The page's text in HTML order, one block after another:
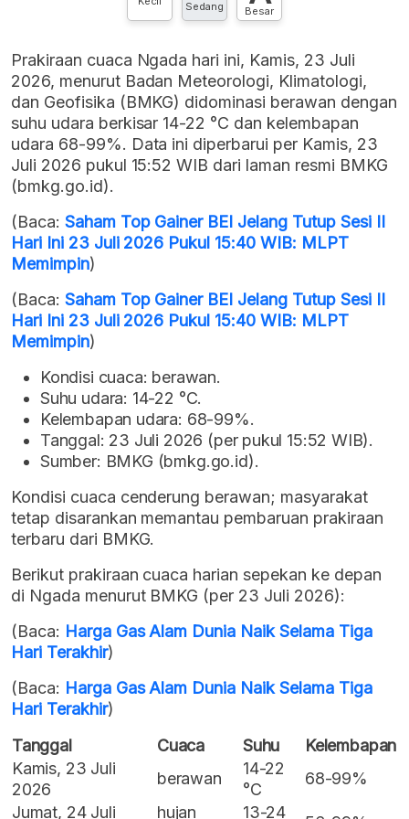
Sedang Besar
Prakiraan cuaca Ngada hari ini, Kamis, 23 Juli
2026, menurut Badan Meteorologi, Klimatologi,
dan Geofisika (BMKG) didominasi berawan dengan
suhu udara berkisar 14-22 °C dan kelembapan
udara 68-99%. Data ini diperbarui per Kamis, 23
Juli 2026 pukul 15:52 WIB dari laman resmi BMKG
(bmkg.go.id).
(Baca: Saham Top Gainer BEI Jelang Tutup Sesi II
Hari Ini 23 Juli 2026 Pukul 15:40 WIB: MLPT
Memimpin)
(Baca: Saham Top Gainer BEI Jelang Tutup Sesi II
Hari Ini 23 Juli 2026 Pukul 15:40 WIB: MLPT
Memimpin)
Kondisi cuaca: berawan.
Suhu udara: 14-22 °C.
Kelembapan udara: 68-99%.
Tanggal: 23 Juli 2026 (per pukul 15:52 WIB).
Sumber: BMKG (bmkg.go.id).
Kondisi cuaca cenderung berawan; masyarakat
tetap disarankan memantau pembaruan prakiraan
terbaru dari BMKG.
Berikut prakiraan cuaca harian sepekan ke depan
di Ngada menurut BMKG (per 23 Juli 2026):
(Baca: Harga Gas Alam Dunia Naik Selama Tiga
Hari Terakhir)
(Baca: Harga Gas Alam Dunia Naik Selama Tiga
Hari Terakhir)
Tanggal
Cuaca Suhu
Kelembapan
Kamis, 23 Juli
2026
berawan
14-22
°C
68-99%
Jumat, 24 Juli
hujan 13-24